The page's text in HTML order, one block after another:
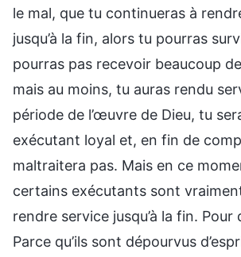
le mal, que tu continueras à
jusqu’à la fin, alors tu pourras
pourras pas recevoir beaucoup
mais au moins, tu auras rendu
période de l’œuvre de Dieu, tu
exécutant loyal et, en fin de
maltraitera pas. Mais en ce
certains exécutants sont
rendre service jusqu’à la fin. Pour
Parce qu’ils sont dépourvus